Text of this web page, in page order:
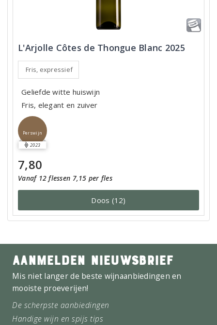
L'Arjolle Côtes de Thongue Blanc 2025
Fris, expressief
Geliefde witte huiswijn
Fris, elegant en zuiver
Perswijn
2023
7,80
Vanaf 12 flessen 7,15 per fles
Doos (12)
AANMELDEN NIEUWSBRIEF
Mis niet langer de beste wijnaanbiedingen en
mooiste proeverijen!
De scherpste aanbiedingen
Handige wijn en spijs tips